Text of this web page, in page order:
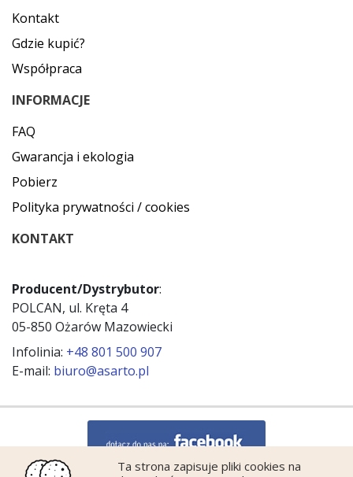
Kontakt
Gdzie kupić?
Współpraca
INFORMACJE
FAQ
Gwarancja i ekologia
Pobierz
Polityka prywatności / cookies
KONTAKT
Producent/Dystrybutor:
POLCAN, ul. Kręta 4
05-850 Ożarów Mazowiecki
Infolinia: +48 801 500 907
E-mail: biuro@asarto.pl
Ta strona zapisuje pliki cookies na